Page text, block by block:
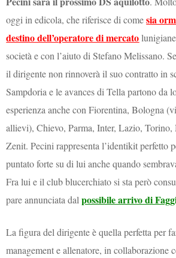
oggi in edicola, che riferisce di comesia
destino dell’operatore di mercato
società e con l’aiuto di Stefano Melissano.
il dirigente non rinnoverà il suo contratto in
Sampdoria e le avances di Tella partono da
esperienza anche con Fiorentina, Bologna
allievi), Chievo, Parma, Inter, Lazio, Torino,
Zenit. Pecini rappresenta l’identikit perfetto
puntato forte su di lui anche quando
Fra lui e il club blucerchiato si sta però
pare annunciata dalpossibile arrivo di
La figura del dirigente è quella perfetta per
management e allenatore, in collaborazione